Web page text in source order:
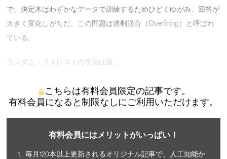
で、決定木はわずかなデータで訓練するためひどくゆがみ、回答が
大きく変化しがちだ。この問題は過剰適合（Overfitting）と呼ばれ
ている。
ランダム・フォレストの手法は違 …
こちらは有料会員限定の記事です。
有料会員になると制限なしにご利用いただけます。
有料会員にはメリットがいっぱい！
毎月120本以上更新されるオリジナル記事で、人工知能か